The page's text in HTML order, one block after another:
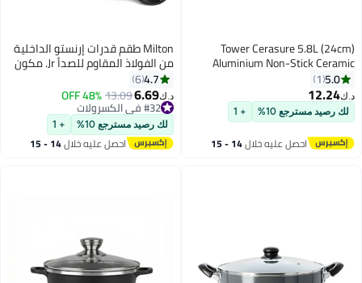
Tower Cerasure 5.8L (24cm)
Aluminium Non-Stick Ceramic
Casserole Dish with Glass Lid |
Healthy Cooking Pot | All Kitchen
Stovetop Compatible | Dishwasher
Safe | PFOA Free Cookware Pan |
Graphite Grey
5.0
1
د.ك‏12.24
لك رصيد مسترجع 10% + 1
احصل عليه خلال 14 - 15
Milton طقم قدرات إرنستو الداخلية
من الفولاذ المقاوم للصدأ Jr. مكون
لتر)، أحمر | سهل الحمل | تقديم |
قابل للتكديس
4.7
6
د.ك‏6.69
13.09
48% OFF
#32 في الكسرولات
#32 في الكسرولات
لك رصيد مسترجع 10% + 1
احصل عليه خلال 14 - 15